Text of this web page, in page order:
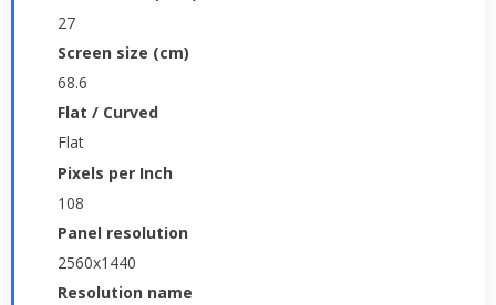
27
Screen size (cm)
68.6
Flat / Curved
Flat
Pixels per Inch
108
Panel resolution
2560x1440
Resolution name